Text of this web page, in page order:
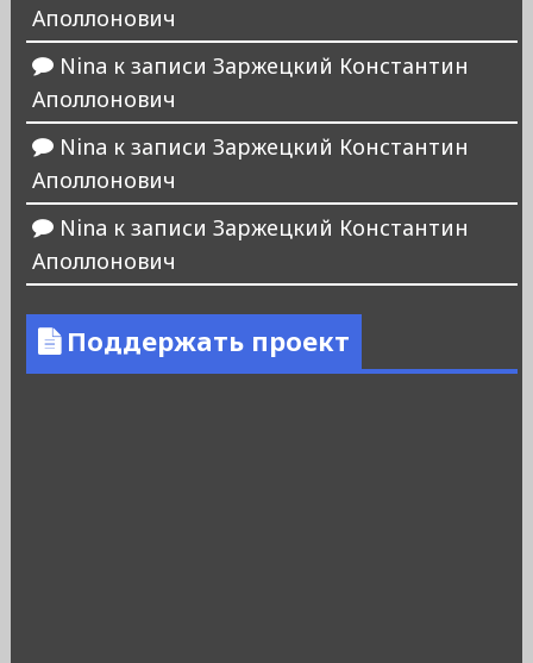
Аполлонович
Nina к записи Заржецкий Константин
Аполлонович
Nina к записи Заржецкий Константин
Аполлонович
Nina к записи Заржецкий Константин
Аполлонович
Поддержать проект